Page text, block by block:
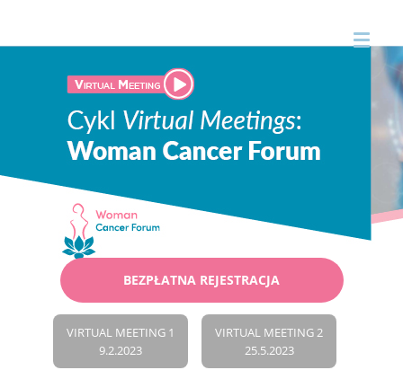
BEZPŁATNA REJESTRACJA
VIRTUAL MEETING 1
9.2.2023
VIRTUAL MEETING 2
25.5.2023